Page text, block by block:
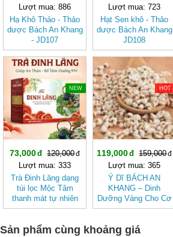
Lượt mua: 886
Hạ Khô Thảo - Thảo
dược Bách An Khang
- JD107
Lượt mua: 723
Hạt Sen khô - Thảo
dược Bách An Khang
JD108
-39%
NEW
73,000
120,000
Lượt mua: 333
Trà Đinh Lăng dạng
túi lọc Mộc Tâm
thanh mát tự nhiên
-25%
HOT
119,000
159,000
Lượt mua: 365
Ý Dĩ BÁCH AN
KHANG – Dinh
Dưỡng Vàng Cho Cơ
Thể Khỏe Mạnh
Sản phẩm cùng khoảng giá